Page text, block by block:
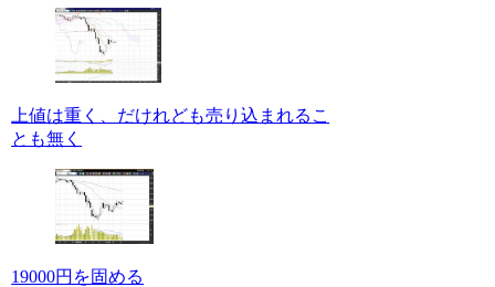
上値は重く、だけれども売り込まれるこ
とも無く
19000円を固める